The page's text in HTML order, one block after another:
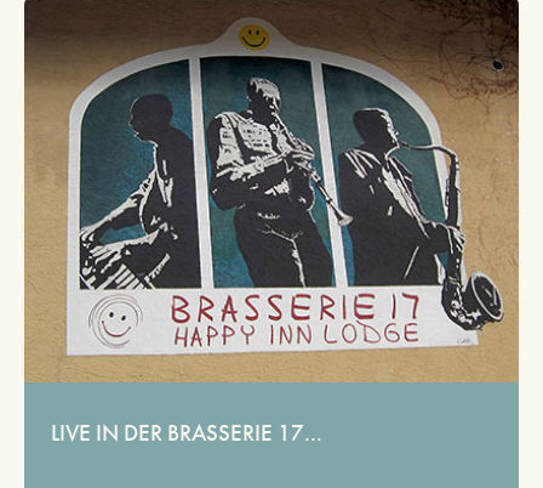
LIVE IN DER BRASSERIE 17...